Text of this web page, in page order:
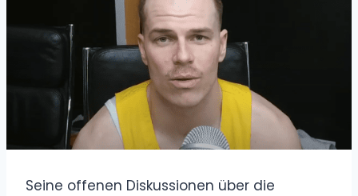
Seine offenen Diskussionen über die